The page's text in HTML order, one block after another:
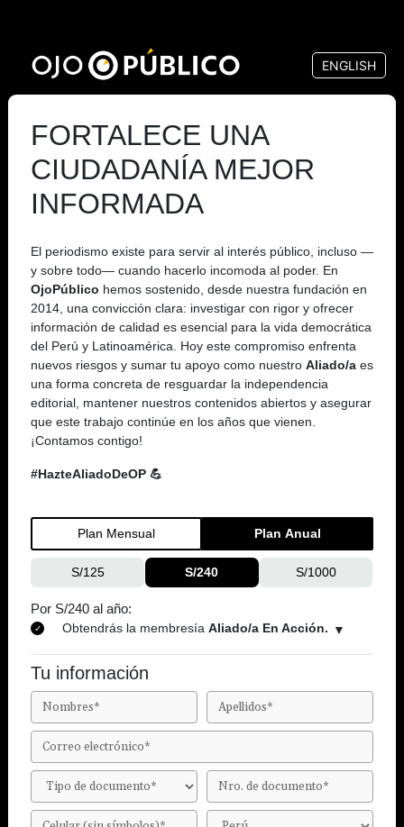
contenido
principal
ENGLISH
FORTALECE UNA
CIUDADANÍA MEJOR
INFORMADA
El periodismo existe para servir al interés público, incluso —
y sobre todo— cuando hacerlo incomoda al poder. En
OjoPúblico hemos sostenido, desde nuestra fundación en
2014, una convicción clara: investigar con rigor y ofrecer
información de calidad es esencial para la vida democrática
del Perú y Latinoamérica. Hoy este compromiso enfrenta
nuevos riesgos y sumar tu apoyo como nuestro Aliado/a es
una forma concreta de resguardar la independencia
editorial, mantener nuestros contenidos abiertos y asegurar
que este trabajo continúe en los años que vienen.
¡Contamos contigo!
#HazteAliadoDeOP 💪
Plan Mensual Plan Anual
S/125 S/240 S/1000
Por S/240 al año:
Obtendrás la membresía Aliado/a En Acción.
Tu información